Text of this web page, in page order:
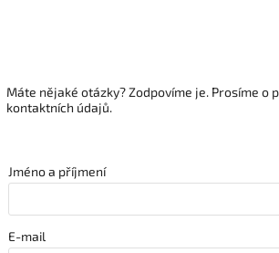
Máte nějaké otázky? Zodpovíme je. Prosíme o
kontaktních údajů.
Jméno a příjmení
E-mail